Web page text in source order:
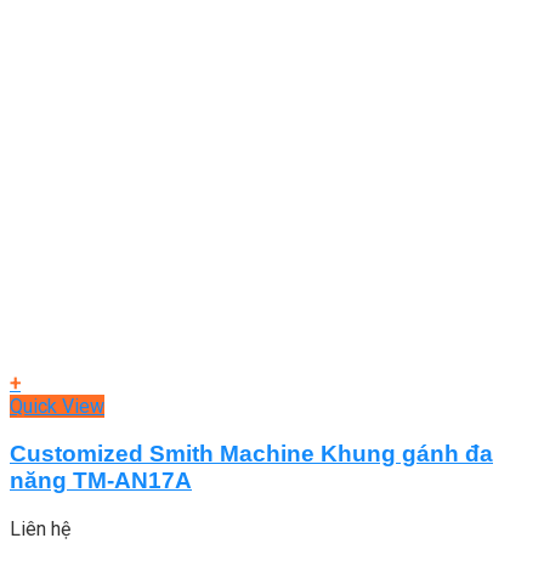
+
Quick View
Customized Smith Machine Khung gánh đa
năng TM-AN17A
Liên hệ